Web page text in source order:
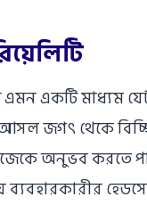
এমন একটি মাধ্যম
জগৎ থেকে
অনুভব করতে